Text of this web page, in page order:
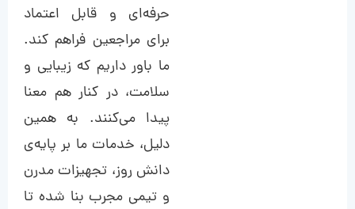
حرفه‌ای و قابل اعتماد
برای مراجعین فراهم کند.
ما باور داریم که زیبایی و
سلامت، در کنار هم معنا
پیدا می‌کنند. به همین
دلیل، خدمات ما بر پایه‌ی
دانش روز، تجهیزات مدرن
و تیمی مجرب بنا شده تا